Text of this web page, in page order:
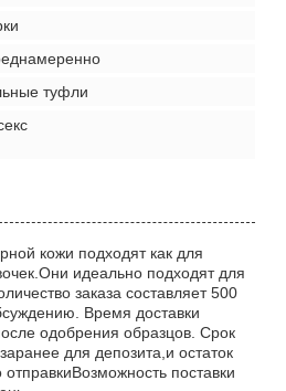
туфли
кожи подходят как для
идеально подходят для
заказа составляет 500
Время доставки
одобрения образцов. Срок
для депозита,и остаток
поставки